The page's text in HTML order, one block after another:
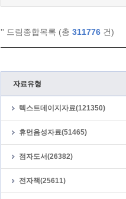
'' 드림종합목록 (총 311776 건)
자료유형
텍스트데이지자료(121350)
휴먼음성자료(51465)
점자도서(26382)
전자책(25611)